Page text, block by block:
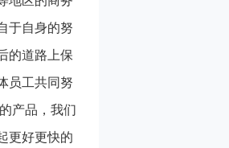
于自身的努
的道路上保
员工共同努
产品，我们
更好更快的